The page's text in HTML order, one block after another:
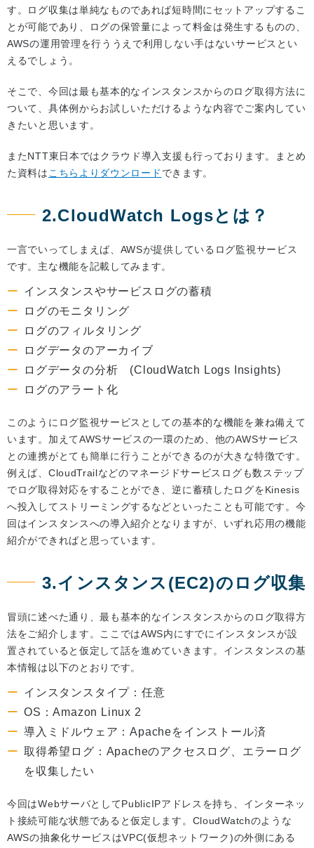
す。ログ収集は単純なものであれば短時間にセットアップするこ
とが可能であり、ログの保管量によって料金は発生するものの、
AWSの運用管理を行ううえで利用しない手はないサービスとい
えるでしょう。
そこで、今回は最も基本的なインスタンスからのログ取得方法に
ついて、具体例からお試しいただけるような内容でご案内してい
きたいと思います。
またNTT東日本ではクラウド導入支援も行っております。まとめ
た資料は こちらよりダウンロード できます。
2.CloudWatch Logsとは？
一言でいってしまえば、AWSが提供しているログ監視サービス
です。主な機能を記載してみます。
インスタンスやサービスログの蓄積
ログのモニタリング
ログのフィルタリング
ログデータのアーカイブ
ログデータの分析 (CloudWatch Logs Insights)
ログのアラート化
このようにログ監視サービスとしての基本的な機能を兼ね備えて
います。加えてAWSサービスの一環のため、他のAWSサービス
との連携がとても簡単に行うことができるのが大きな特徴です。
例えば、CloudTrailなどのマネージドサービスログも数ステップ
でログ取得対応をすることができ、逆に蓄積したログをKinesis
へ投入してストリーミングするなどといったことも可能です。今
回はインスタンスへの導入紹介となりますが、いずれ応用の機能
紹介ができればと思っています。
3.インスタンス(EC2)のログ収集
冒頭に述べた通り、最も基本的なインスタンスからのログ取得方
法をご紹介します。ここではAWS内にすでにインスタンスが設
置されていると仮定して話を進めていきます。インスタンスの基
本情報は以下のとおりです。
インスタンスタイプ：任意
OS：Amazon Linux 2
導入ミドルウェア：Apacheをインストール済
取得希望ログ：Apacheのアクセスログ、エラーログ
を収集したい
今回はWebサーバとしてPublicIPアドレスを持ち、インターネッ
ト接続可能な状態であると仮定します。CloudWatchのような
AWSの抽象化サービスはVPC(仮想ネットワーク)の外側にある